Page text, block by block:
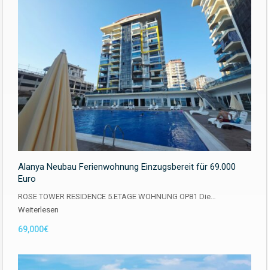
Alanya Neubau Ferienwohnung Einzugsbereit für 69.000
Euro
ROSE TOWER RESIDENCE 5.ETAGE WOHNUNG OP81 Die…
Weiterlesen
69,000€